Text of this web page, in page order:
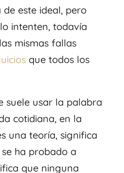
este ideal, pero
intenten, todavía
mismas fallas
que todos los
suele usar la palabra
cotidiana, en la
una teoría, significa
ha probado a
que ninguna